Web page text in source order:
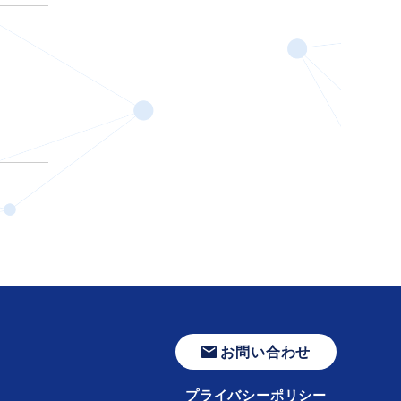
お問い合わせ
プライバシーポリシー